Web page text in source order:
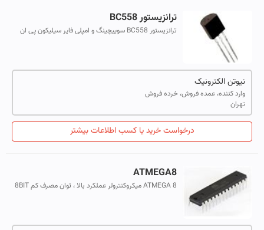
ترانزیستور BC558
ترانزیستور BC558 سوییچینگ و امپلی فایر سیلیکون پی ان
نیوتن الکترونیک
وارد کننده، عمده فروش، خرده فروش
تهران
درخواست خرید یا کسب اطلاعات بیشتر
ATMEGA8
ATMEGA 8 میکروکنترولر عملکرد بالا ، توان مصرف کم 8BIT